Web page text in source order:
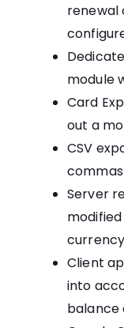
renewal
module
Card
out a
CSV
Server
currency
Client
into
balance